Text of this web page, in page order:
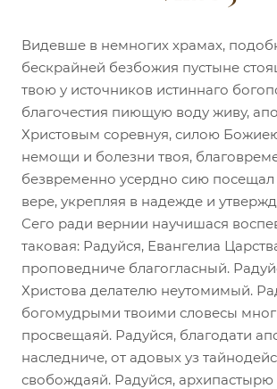
Видевше в немногих храмах,
бескрайней безбожия пустыне
твою у источников истиннаго
благочестия пиющую воду живу,
Христовым соревнуя, силою
немощи и болезни твоя,
безвременно усердно сию посещал
вере, укрепляя в надежде и
Сего ради вернии научишася
таковая: Радуйся, Евангелиа
проповедниче благогласный.
Христова делателю неутомимый.
богомудрыми твоими словесы
просвещаяй. Радуйся, благодати
наследниче, от адовых уз
свобождаяй. Радуйся,